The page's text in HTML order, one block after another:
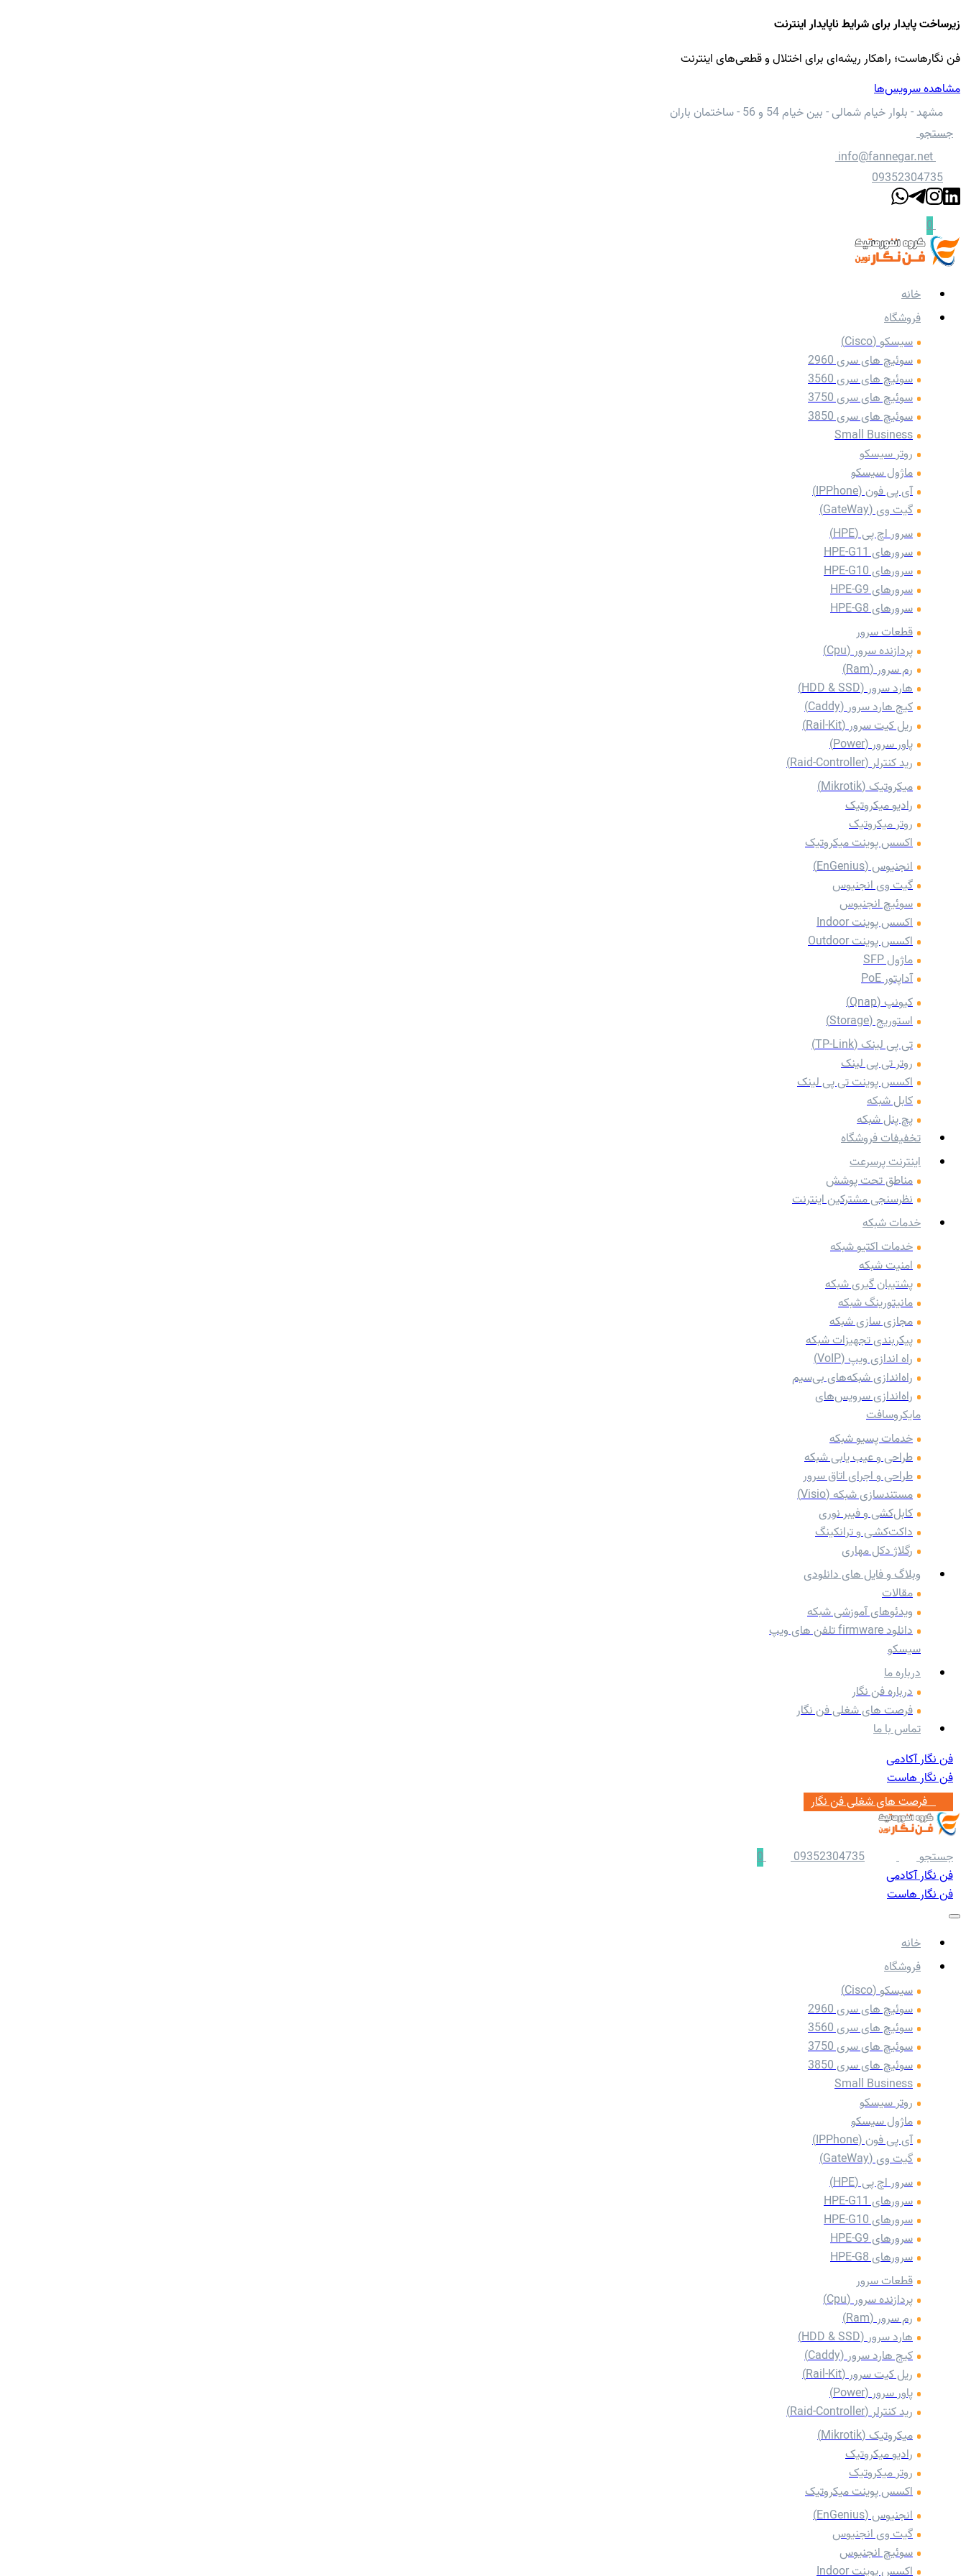
زیرساخت پایدار برای شرایط ناپایدار اینترنت
فن نگارهاست؛ راهکار ریشه‌ای برای اختلال و قطعی‌های اینترنت
مشاهده سرویس‌ها
مشهد - بلوار خیام شمالی - بین خیام 54 و 56 - ساختمان باران
جستجو
info@fannegar.net
09352304735
0
خانه
فروشگاه
سیسکو (Cisco)
سوئیچ های سری 2960
سوئیچ های سری 3560
سوئیچ های سری 3750
سوئیچ های سری 3850
Small Business
روتر سیسکو
ماژول سیسکو
آی پی فون (IPPhone)
گیت وی (GateWay)
سرور اچ پی (HPE)
سرورهای HPE-G11
سرورهای HPE-G10
سرورهای HPE-G9
سرورهای HPE-G8
قطعات سرور
پردازنده سرور (Cpu)
رم سرور (Ram)
هارد سرور (HDD & SSD)
کیج هارد سرور (Caddy)
‌ریل کیت سرور (Rail-Kit)
پاور سرور (Power)
رید کنترلر (Raid-Controller)
میکروتیک (Mikrotik)
رادیو میکروتیک
روتر میکروتیک
اکسس پوینت میکروتیک
انجنیوس (EnGenius)
گیت وی انجنیوس
سوئیچ انجنیوس
اکسس پوینت Indoor
اکسس پوینت Outdoor
ماژول SFP
آداپتور PoE
کیونپ (Qnap)
استوریج (Storage)
تی پی لینک (TP-Link)
روتر تی پی لینک
اکسس پوینت تی پی لینک
کابل شبکه
پچ پنل شبکه
تخفیفات فروشگاه
اینترنت پرسرعت
مناطق تحت پوشش
نظرسنجی مشترکین اینترنت
خدمات شبکه
خدمات اکتیو شبکه
امنیت شبکه
پشتیبان گیری شبکه
مانیتورینگ شبکه
مجازی سازی شبکه
پیکربندی تجهیزات شبکه
راه اندازی ویپ (VoIP)
راه‌اندازی شبکه‌های بی‌سیم
راه‌اندازی سرویس‌های
مایکروسافت
خدمات پسیو شبکه
طراحی و عیب یابی شبکه
طراحی و اجرای اتاق سرور
مستندسازی شبکه (Visio)
کابل‌کشی و فیبر نوری
داکت‌کشـی و ترانکینگ
رگلاژ دکل مهاری
وبلاگ و فایل های دانلودی
مقالات
ویدئوهای آموزشی شبکه
دانلود firmware تلفن های ویپ
سیسکو
درباره ما
درباره فن نگار
فرصت های شغلی فن نگار
تماس با ما
فن نگار آکادمی
فن نگار هاست
‌ ‌‌ ‌فرصت های شغلی فن نگار
جستجو 09352304735
0
فن نگار آکادمی
فن نگار هاست
خانه
فروشگاه
سیسکو (Cisco)
سوئیچ های سری 2960
سوئیچ های سری 3560
سوئیچ های سری 3750
سوئیچ های سری 3850
Small Business
روتر سیسکو
ماژول سیسکو
آی پی فون (IPPhone)
گیت وی (GateWay)
سرور اچ پی (HPE)
سرورهای HPE-G11
سرورهای HPE-G10
سرورهای HPE-G9
سرورهای HPE-G8
قطعات سرور
پردازنده سرور (Cpu)
رم سرور (Ram)
هارد سرور (HDD & SSD)
کیج هارد سرور (Caddy)
‌ریل کیت سرور (Rail-Kit)
پاور سرور (Power)
رید کنترلر (Raid-Controller)
میکروتیک (Mikrotik)
رادیو میکروتیک
روتر میکروتیک
اکسس پوینت میکروتیک
انجنیوس (EnGenius)
گیت وی انجنیوس
سوئیچ انجنیوس
اکسس پوینت Indoor